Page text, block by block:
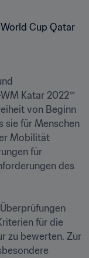
Katar 2022™
von Beginn
sie für Menschen
Mobilität
für
des
für die
zu bewerten. Zur